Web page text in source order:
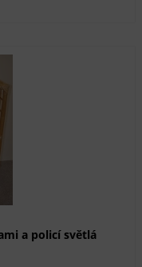
a policí světlá